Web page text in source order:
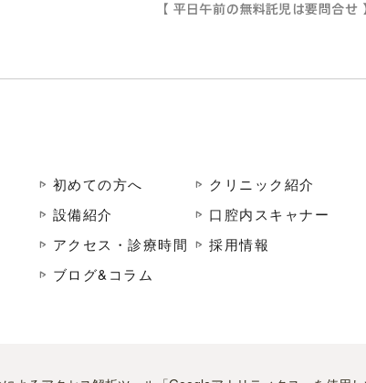
初めての方へ
クリニック紹介
設備紹介
口腔内スキャナー
アクセス・診療時間
採用情報
ブログ&コラム